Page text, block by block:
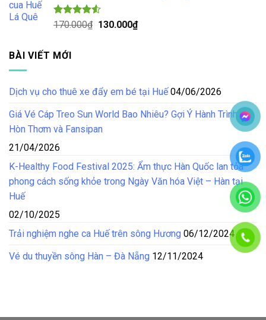
150.000₫.
125.000₫.
Được xếp
4.50
170.000₫ Giá
130.000₫Giá
BÀI VIẾT MỚI
Dịch vụ cho thuê xe đẩy em bé tại Huế 04/06/2026
Giá Vé Cáp Treo Sun World Bao Nhiêu? Gợi Ý Hành Trình Tại
Hòn Thơm và Fansipan
21/04/2026
K-Healthy Food Festival 2025: Ẩm thực Hàn Quốc lan tỏa
phong cách sống khỏe trong Ngày Văn hóa Việt – Hàn tại
Huế
02/10/2025
Trải nghiệm nghe ca Huế trên sông Hương 06/12/2024
Vé du thuyền sông Hàn – Đà Nẵng 12/11/2024